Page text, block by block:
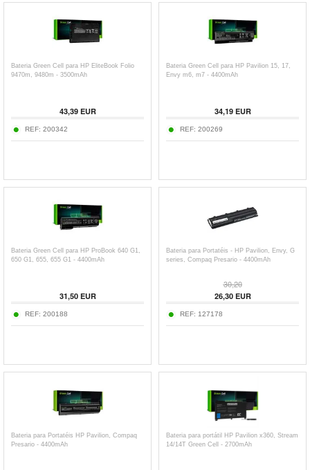
Bateria Green Cell para HP EliteBook Folio
9470m, 9480m - 3500mAh
43,39EUR
REF: 200342
Bateria Green Cell para HP Pavilion 15, 17,
Envy m6, m7 - 4400mAh
34,19EUR
REF: 200269
Bateria Green Cell para HP ProBook 640 G1,
650 G1, 655, 655 G1 - 4400mAh
31,50EUR
REF: 200188
Bateria para Portatéis - HP Pavilion, Envy, G
series, Compaq Presario - 4400mAh
30,20
26,30EUR
REF: 127178
Bateria para Portatéis HP Pavilion, Compaq
Presario - 4400mAh
Bateria para portátil HP Pavilion x360, Stream
14/14T Green Cell - 2700mAh